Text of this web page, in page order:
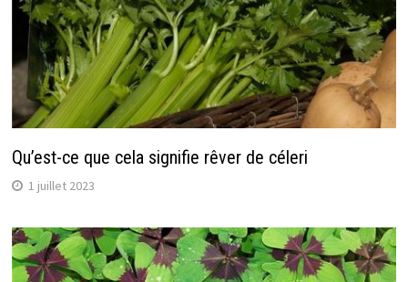
Qu’est-ce que cela signifie rêver de céleri
1 juillet 2023